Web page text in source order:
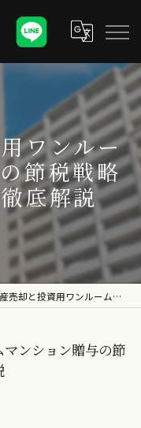
ワンルー
節税戦略
底解説
投資用ワンルームマンション贈与の節税戦略とリスク対策を徹底解説
ンション贈与の節